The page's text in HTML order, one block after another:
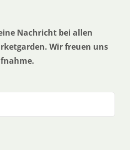
Nachricht bei allen
Wir freuen uns